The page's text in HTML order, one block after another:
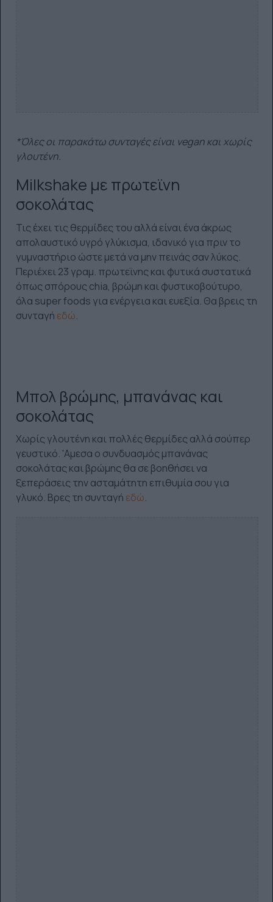
*Όλες οι παρακάτω συνταγές είναι vegan και χωρίς
γλουτένη.
Μilkshake με πρωτεϊνη
σοκολάτας
Τις έχει τις θερμίδες του αλλά είναι ένα άκρως
απολαυστικό υγρό γλύκισμα, ιδανικό για πριν το
γυμναστήριο ώστε μετά να μην πεινάς σαν λύκος.
Περιέχει 23 γραμ. πρωτεϊνης και φυτικά συστατικά
όπως σπόρους chia, βρώμη και φυστικοβούτυρο,
όλα super foods για ενέργεια και ευεξία. Θα βρεις τη
συνταγή εδώ.
Mπολ βρώμης, μπανάνας και
σοκολάτας
Χωρίς γλουτένη και πολλές θερμίδες αλλά σούπερ
γευστικό. 'Αμεσα ο συνδυασμός μπανάνας
σοκολάτας και βρώμης θα σε βοηθήσει να
ξεπεράσεις την ασταμάτητη επιθυμία σου για
γλυκό. Βρες τη συνταγή εδώ.